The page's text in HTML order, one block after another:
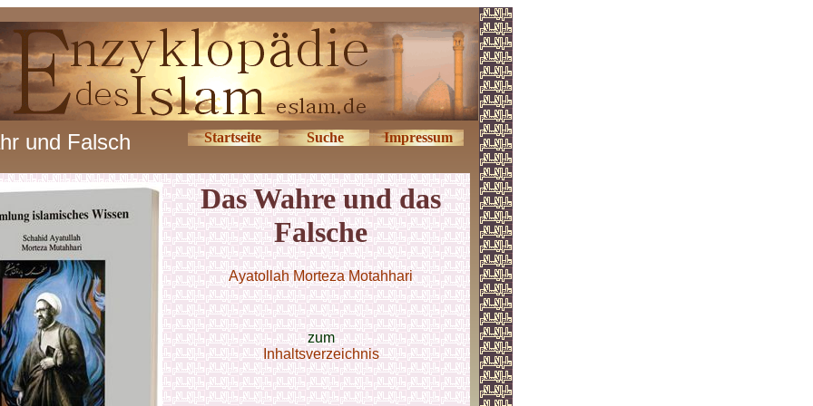
und Falsch Startseite Suche Impressum
Das Wahre und das
Falsche
Ayatollah Morteza Motahhari
zum
Inhaltsverzeichnis